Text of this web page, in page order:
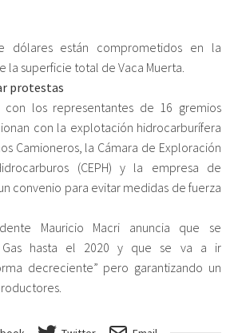
dólares están comprometidos en la
la superficie total de Vaca Muerta.
protestas
con los representantes de 16 gremios
con la explotación hidrocarburífera
Camioneros, la Cámara de Exploración
(CEPH) y la empresa de
convenio para evitar medidas de fuerza
Mauricio Macri anuncia que se
hasta el 2020 y que se va a ir
decreciente” pero garantizando un